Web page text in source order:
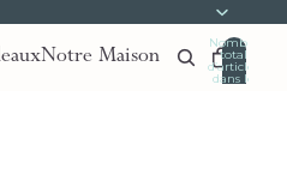
Notre Maison
Nombre
total
d’articles
dans le